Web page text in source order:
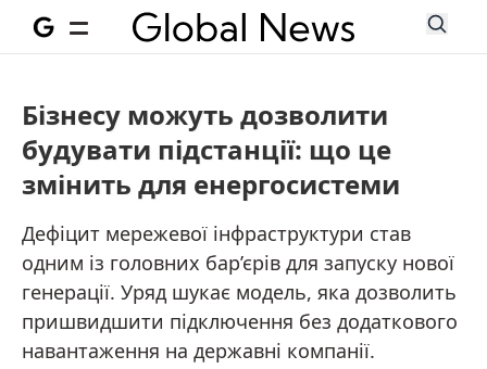
Бізнесу можуть дозволити
будувати підстанції: що це
змінить для енергосистеми
Дефіцит мережевої інфраструктури став
одним із головних бар’єрів для запуску нової
генерації. Уряд шукає модель, яка дозволить
пришвидшити підключення без додаткового
навантаження на державні компанії.